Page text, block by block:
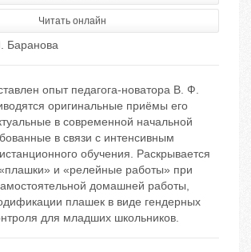
Читать онлайн
Баранова
опыт педагога-новатора В. Ф.
оригинальные приёмы его
в современной начальной
в связи с интенсивным
обучения. Раскрывается
и «релейные работы» при
домашней работы,
плашек в виде гендерных
для младших школьников.